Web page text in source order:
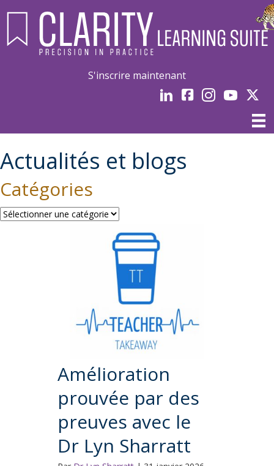
S'inscrire maintenant
LinkedInFacebookInstagramYoutube
Actualités et blogs
Catégories
Catégories
Amélioration
prouvée par des
preuves avec le
Dr Lyn Sharratt